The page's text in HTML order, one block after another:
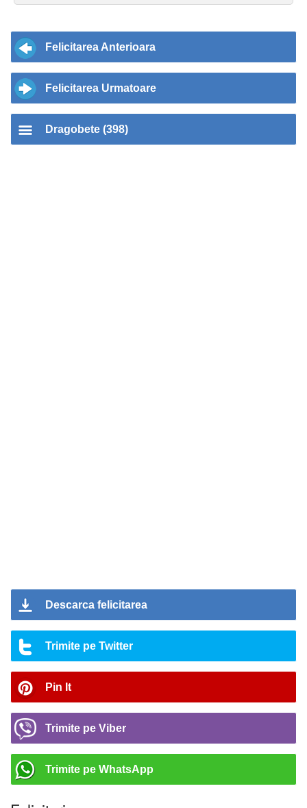
Felicitarea Anterioara
Felicitarea Urmatoare
Dragobete (398)
Descarca felicitarea
Trimite pe Twitter
Pin It
Trimite pe Viber
Trimite pe WhatsApp